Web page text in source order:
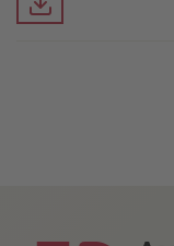
Downloads